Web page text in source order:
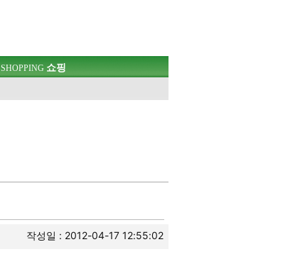
SHOPPING 쇼핑
작성일 : 2012-04-17 12:55:02